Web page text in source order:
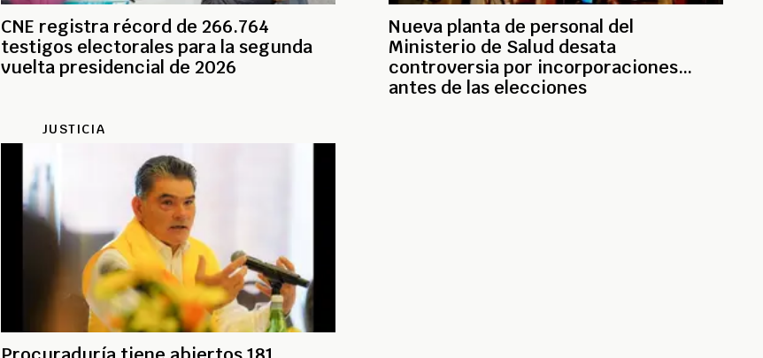
CNE registra récord de 266.764
testigos electorales para la segunda
vuelta presidencial de 2026
Nueva planta de personal del
Ministerio de Salud desata
controversia por incorporaciones
antes de las elecciones
JUSTICIA